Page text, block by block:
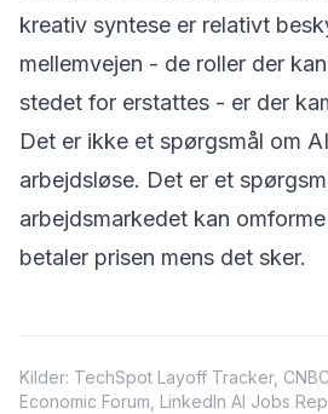
kreativ syntese er relativt
mellemvejen - de roller der
stedet for erstattes - er der
Det er ikke et spørgsmål om
arbejdsløse. Det er et
arbejdsmarkedet kan
betaler prisen mens det sker.
Kilder: TechSpot Layoff Tracker, CNBC
Economic Forum LinkedIn AI Jobs